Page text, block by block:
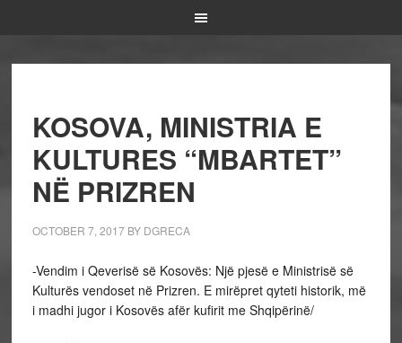
KOSOVA, MINISTRIA E
KULTURES “MBARTET”
NË PRIZREN
OCTOBER 7, 2017BY DGRECA
-Vendim i Qeverisë së Kosovës: Një pjesë e Ministrisë së
Kulturës vendoset në Prizren. E mirëpret qyteti historik, më
i madhi jugor i Kosovës afër kufirit me Shqipërinë/